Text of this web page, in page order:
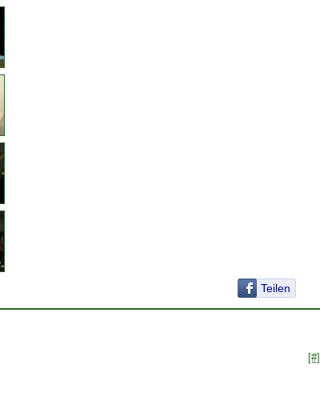
Teilen
[#]